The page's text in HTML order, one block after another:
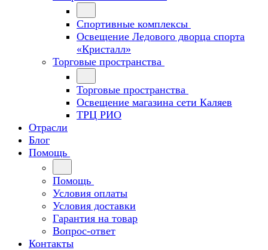
Спортивные комплексы
Освещение Ледового дворца спорта
«Кристалл»
Торговые пространства
Торговые пространства
Освещение магазина сети Каляев
ТРЦ РИО
Отрасли
Блог
Помощь
Помощь
Условия оплаты
Условия доставки
Гарантия на товар
Вопрос-ответ
Контакты